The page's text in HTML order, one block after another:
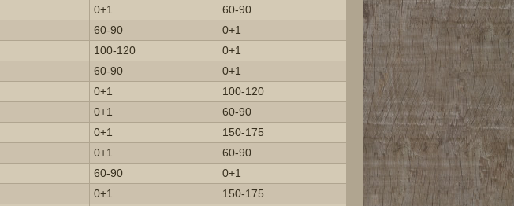
0+1
60-90
60-90
0+1
100-120
0+1
60-90
0+1
0+1
100-120
0+1
60-90
0+1
150-175
0+1
60-90
60-90
0+1
0+1
150-175